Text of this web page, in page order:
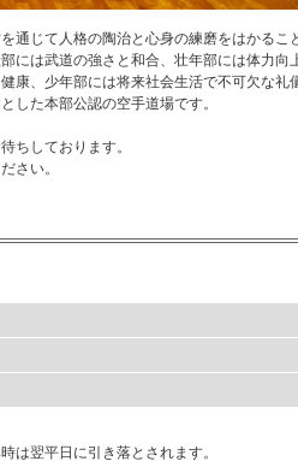
通じて人格の陶治と心身の練磨をはかるこ
には武道の強さと和合、壮年部には体力向
康、少年部には将来社会生活で不可欠な礼
した本部公認の空手道場です。
ちしております。
さい。
は翌平日に引き落とされます。